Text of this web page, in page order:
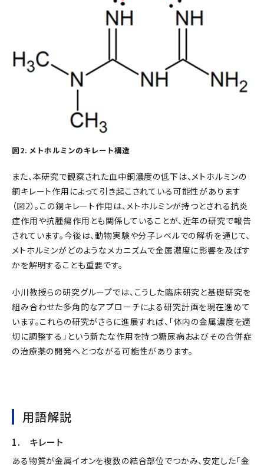
図2. メトホルミンのキレート構造
また、本研究で観察された血中銅濃度の低下は、メトホルミンの
銅キレート作用によって引き起こされている可能性があります
（図2）。この銅キレート作用は、メトホルミンが持つとされる抗炎
症作用や抗腫瘍作用とも関係していることが、近年の研究で報告
されています。今後は、動物実験や分子レベルでの解析を通じて、
メトホルミンがどのようなメカニズムで金属濃度に影響を及ぼす
かを解明することも重要です。
小川教授らの研究グループでは、こうした臨床研究と基礎研究を
組み合わせた多角的なアプローチによる研究計画を現在進めて
います。これらの研究がさらに進展すれば、「体内の金属濃度を適
切に調整する」という新たな作用を持つ糖尿病およびその合併症
の治療薬の開発へとつながる可能性があります。
用語解説
1. キレート
ある物質が金属イオンを複数の結合部位でつかみ、安定した「金